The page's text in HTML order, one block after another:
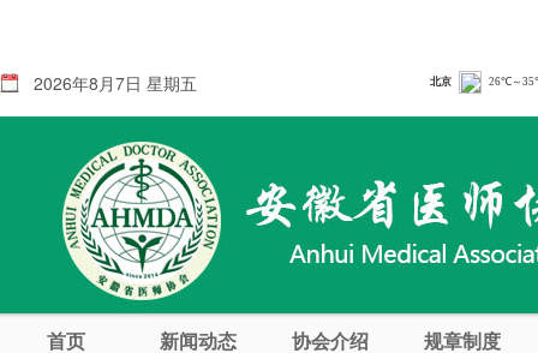
2026年8月7日 星期五
首页 新闻动态 协会介绍 规章制度